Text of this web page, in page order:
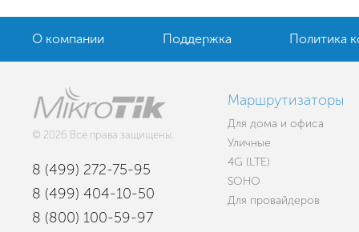
О компании Поддержка Политика
© 2026 Все права защищены.
8 (499) 272-75-95
8 (499) 404-10-50
8 (800) 100-59-97
Маршрутизаторы
Для дома и офиса
Уличные
4G (LTE)
SOHO
Для провайдеров